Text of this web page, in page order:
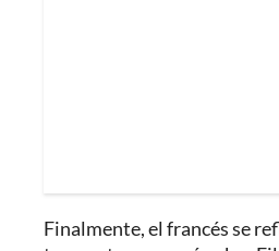
Finalmente, el francés se